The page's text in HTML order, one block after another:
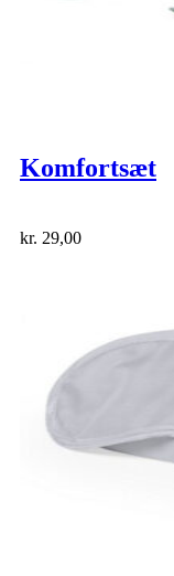
Komfortsæt
kr. 29,00